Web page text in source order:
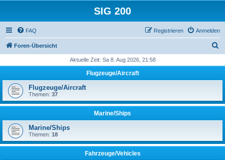
SIG 200
FAQ Anmelden
Registrieren
Foren-Übersicht
h
Aktuelle Zeit: Sa 8. Aug 2026, 21:58
Flugzeuge/Aircraft
Flugzeuge/Aircraft
Themen: 37
Marine/Ships
Marine/Ships
Themen: 18
Fahrzeuge/Vehicles